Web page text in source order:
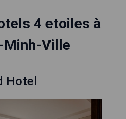
4 etoiles à
Minh-Ville
Hotel